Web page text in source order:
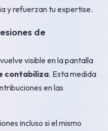
y refuerzan tu expertise.
de
visible en la pantalla
contabiliza. Esta medida
en las
incluso si el mismo